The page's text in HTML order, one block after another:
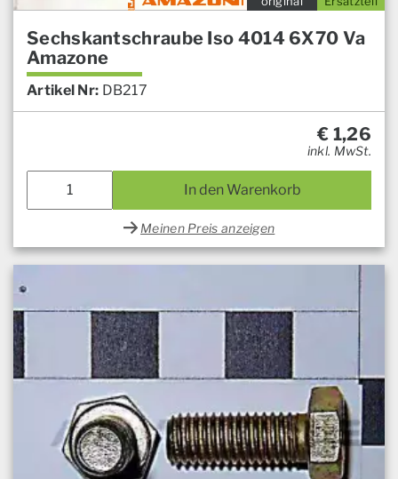
Sechskantschraube Iso 4014 6X70 Va
Amazone
Artikel Nr: DB217
€ 1,26
inkl. MwSt.
In den Warenkorb
Meinen Preis anzeigen